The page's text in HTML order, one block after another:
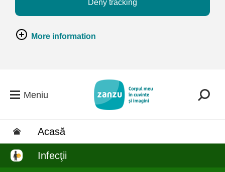
Deny tracking
More information
Meniu
Acasă
Infecţii